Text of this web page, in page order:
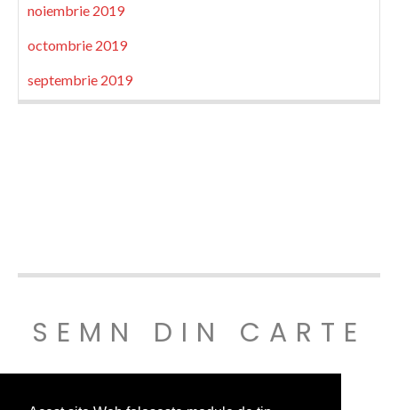
noiembrie 2019
octombrie 2019
septembrie 2019
SEMN DIN CARTE